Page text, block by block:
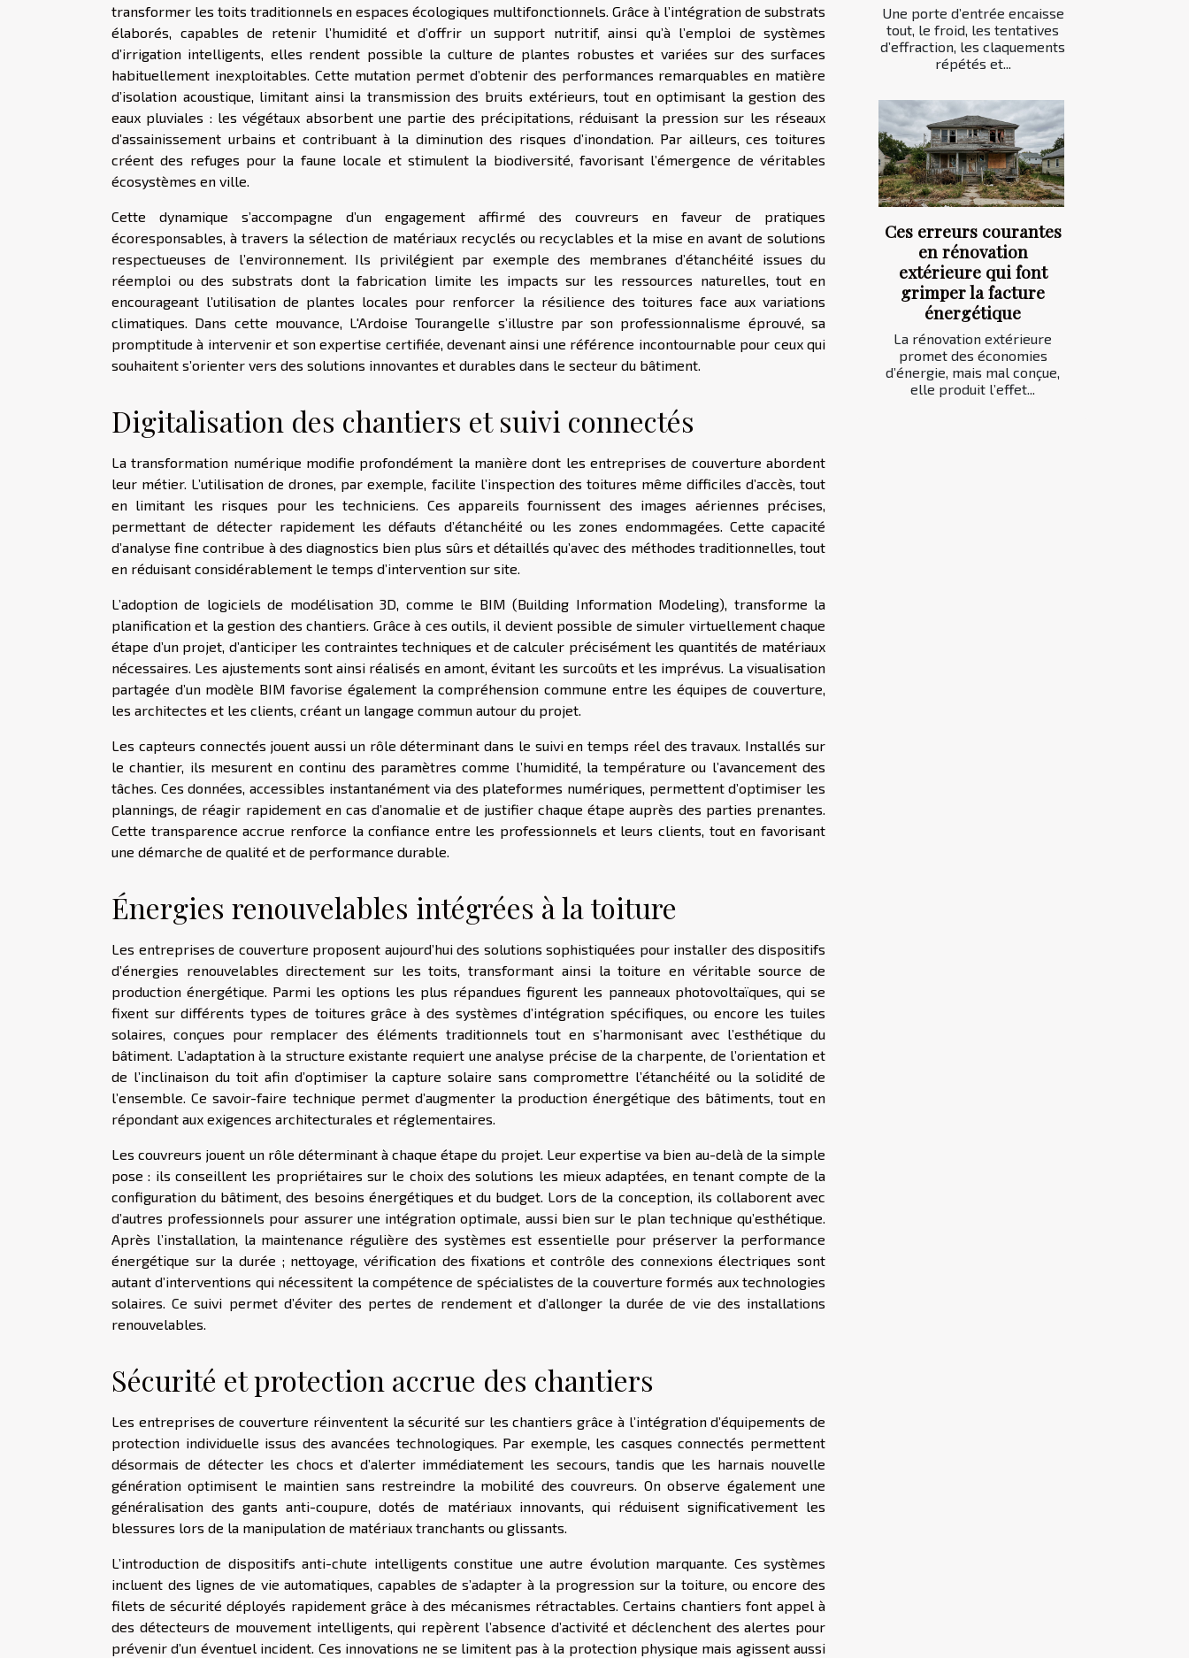
transformer les toits traditionnels en espaces écologiques multifonctionnels. Grâce à l’intégration de substrats
élaborés, capables de retenir l’humidité et d’offrir un support nutritif, ainsi qu’à l’emploi de systèmes
d’irrigation intelligents, elles rendent possible la culture de plantes robustes et variées sur des surfaces
habituellement inexploitables. Cette mutation permet d’obtenir des performances remarquables en matière
d’isolation acoustique, limitant ainsi la transmission des bruits extérieurs, tout en optimisant la gestion des
eaux pluviales : les végétaux absorbent une partie des précipitations, réduisant la pression sur les réseaux
d’assainissement urbains et contribuant à la diminution des risques d’inondation. Par ailleurs, ces toitures
créent des refuges pour la faune locale et stimulent la biodiversité, favorisant l’émergence de véritables
écosystèmes en ville.
Cette dynamique s’accompagne d’un engagement affirmé des couvreurs en faveur de pratiques
écoresponsables, à travers la sélection de matériaux recyclés ou recyclables et la mise en avant de solutions
respectueuses de l’environnement. Ils privilégient par exemple des membranes d’étanchéité issues du
réemploi ou des substrats dont la fabrication limite les impacts sur les ressources naturelles, tout en
encourageant l’utilisation de plantes locales pour renforcer la résilience des toitures face aux variations
climatiques. Dans cette mouvance, L'Ardoise Tourangelle s’illustre par son professionnalisme éprouvé, sa
promptitude à intervenir et son expertise certifiée, devenant ainsi une référence incontournable pour ceux qui
souhaitent s’orienter vers des solutions innovantes et durables dans le secteur du bâtiment.
Digitalisation des chantiers et suivi connectés
La transformation numérique modifie profondément la manière dont les entreprises de couverture abordent
leur métier. L’utilisation de drones, par exemple, facilite l’inspection des toitures même difficiles d’accès, tout
en limitant les risques pour les techniciens. Ces appareils fournissent des images aériennes précises,
permettant de détecter rapidement les défauts d’étanchéité ou les zones endommagées. Cette capacité
d’analyse fine contribue à des diagnostics bien plus sûrs et détaillés qu’avec des méthodes traditionnelles, tout
en réduisant considérablement le temps d’intervention sur site.
L’adoption de logiciels de modélisation 3D, comme le BIM (Building Information Modeling), transforme la
planification et la gestion des chantiers. Grâce à ces outils, il devient possible de simuler virtuellement chaque
étape d’un projet, d’anticiper les contraintes techniques et de calculer précisément les quantités de matériaux
nécessaires. Les ajustements sont ainsi réalisés en amont, évitant les surcoûts et les imprévus. La visualisation
partagée d’un modèle BIM favorise également la compréhension commune entre les équipes de couverture,
les architectes et les clients, créant un langage commun autour du projet.
Les capteurs connectés jouent aussi un rôle déterminant dans le suivi en temps réel des travaux. Installés sur
le chantier, ils mesurent en continu des paramètres comme l’humidité, la température ou l’avancement des
tâches. Ces données, accessibles instantanément via des plateformes numériques, permettent d’optimiser les
plannings, de réagir rapidement en cas d’anomalie et de justifier chaque étape auprès des parties prenantes.
Cette transparence accrue renforce la confiance entre les professionnels et leurs clients, tout en favorisant
une démarche de qualité et de performance durable.
Énergies renouvelables intégrées à la toiture
Les entreprises de couverture proposent aujourd’hui des solutions sophistiquées pour installer des dispositifs
d’énergies renouvelables directement sur les toits, transformant ainsi la toiture en véritable source de
production énergétique. Parmi les options les plus répandues figurent les panneaux photovoltaïques, qui se
fixent sur différents types de toitures grâce à des systèmes d’intégration spécifiques, ou encore les tuiles
solaires, conçues pour remplacer des éléments traditionnels tout en s’harmonisant avec l’esthétique du
bâtiment. L’adaptation à la structure existante requiert une analyse précise de la charpente, de l’orientation et
de l’inclinaison du toit afin d’optimiser la capture solaire sans compromettre l’étanchéité ou la solidité de
l’ensemble. Ce savoir-faire technique permet d’augmenter la production énergétique des bâtiments, tout en
répondant aux exigences architecturales et réglementaires.
Les couvreurs jouent un rôle déterminant à chaque étape du projet. Leur expertise va bien au-delà de la simple
pose : ils conseillent les propriétaires sur le choix des solutions les mieux adaptées, en tenant compte de la
configuration du bâtiment, des besoins énergétiques et du budget. Lors de la conception, ils collaborent avec
d’autres professionnels pour assurer une intégration optimale, aussi bien sur le plan technique qu’esthétique.
Après l’installation, la maintenance régulière des systèmes est essentielle pour préserver la performance
énergétique sur la durée ; nettoyage, vérification des fixations et contrôle des connexions électriques sont
autant d’interventions qui nécessitent la compétence de spécialistes de la couverture formés aux technologies
solaires. Ce suivi permet d’éviter des pertes de rendement et d’allonger la durée de vie des installations
renouvelables.
Sécurité et protection accrue des chantiers
Les entreprises de couverture réinventent la sécurité sur les chantiers grâce à l’intégration d’équipements de
protection individuelle issus des avancées technologiques. Par exemple, les casques connectés permettent
désormais de détecter les chocs et d’alerter immédiatement les secours, tandis que les harnais nouvelle
génération optimisent le maintien sans restreindre la mobilité des couvreurs. On observe également une
généralisation des gants anti-coupure, dotés de matériaux innovants, qui réduisent significativement les
blessures lors de la manipulation de matériaux tranchants ou glissants.
L’introduction de dispositifs anti-chute intelligents constitue une autre évolution marquante. Ces systèmes
incluent des lignes de vie automatiques, capables de s’adapter à la progression sur la toiture, ou encore des
filets de sécurité déployés rapidement grâce à des mécanismes rétractables. Certains chantiers font appel à
des détecteurs de mouvement intelligents, qui repèrent l’absence d’activité et déclenchent des alertes pour
prévenir d’un éventuel incident. Ces innovations ne se limitent pas à la protection physique mais agissent aussi
Une porte d’entrée encaisse
tout, le froid, les tentatives
d’effraction, les claquements
répétés et...
Ces erreurs courantes
en rénovation
extérieure qui font
grimper la facture
énergétique
La rénovation extérieure
promet des économies
d’énergie, mais mal conçue,
elle produit l’effet...